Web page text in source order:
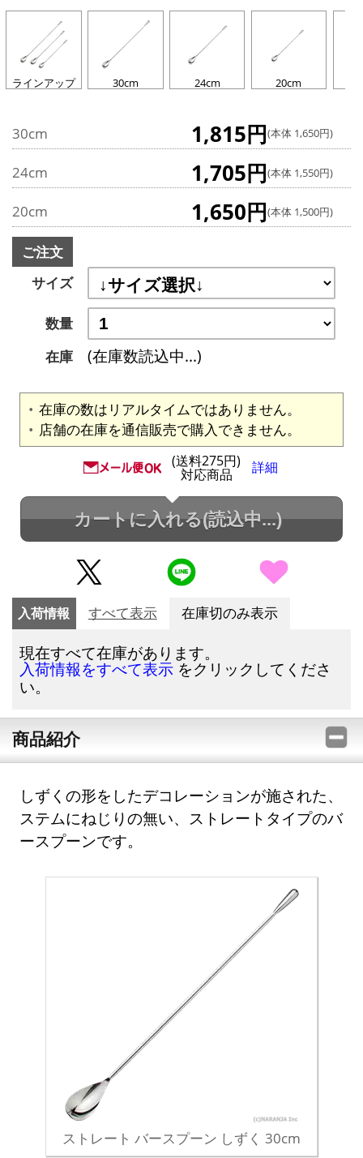
ラインアップ 30cm 24cm 20cm
30cm 1,815円(本体 1,650円)
24cm 1,705円(本体 1,550円)
20cm 1,650円(本体 1,500円)
ご注文
サイズ
数量
在庫
(在庫数読込中...)
在庫の数はリアルタイムではありません。
店舗の在庫を通信販売で購入できません。
(送料275円)
対応商品 詳細
カートに入れる(読込中...)
入荷情報 すべて表示 在庫切のみ表示
現在すべて在庫があります。
入荷情報をすべて表示 をクリックしてくださ
い。
商品紹介
しずくの形をしたデコレーションが施された、
ステムにねじりの無い、ストレートタイプのバ
ースプーンです。
ストレート バースプーン しずく 30cm